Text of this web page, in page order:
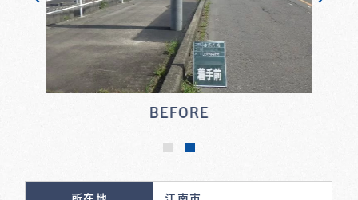
BEFORE
1 2